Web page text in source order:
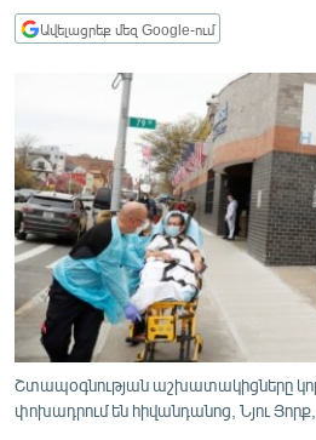
ՏՆՏԵՍՈՒԹՅՈՒՆ
ՊԱՏԵՐԱԶՄԻ 6 ՇԱԲԱԹՆԵՐԸ
ՏԱՐԱԾԱՇՐՋԱՆ
ՄԻՋԱԶԳԱՅԻՆ
ՄՇԱԿՈՒՅԹ
ՍՊՈՐՏ
ՄԵԿՆԱԲԱՆՈՒԹՅՈՒՆ
ՏՏ ԵՒ ԻՆՏԵՐՆԵՏ
ԿՈՐՈՆԱՎԻՐՈՒՍ
Ավելացրեք մեզ Google-ում
Շտապօգնության աշխատակիցները
փոխադրում են հիվանդանոց, Նյու